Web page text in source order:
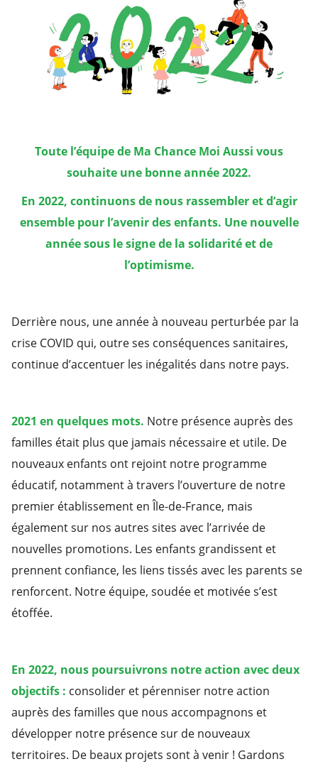
Toute l’équipe de Ma Chance Moi Aussi vous
souhaite une bonne année 2022.
En 2022, continuons de nous rassembler et d’agir
ensemble pour l’avenir des enfants. Une nouvelle
année sous le signe de la solidarité et de
l’optimisme.
Derrière nous, une année à nouveau perturbée par la
crise COVID qui, outre ses conséquences sanitaires,
continue d’accentuer les inégalités dans notre pays.
2021 en quelques mots. Notre présence auprès des
familles était plus que jamais nécessaire et utile. De
nouveaux enfants ont rejoint notre programme
éducatif, notamment à travers l’ouverture de notre
premier établissement en Île-de-France, mais
également sur nos autres sites avec l’arrivée de
nouvelles promotions. Les enfants grandissent et
prennent confiance, les liens tissés avec les parents se
renforcent. Notre équipe, soudée et motivée s’est
étoffée.
En 2022, nous poursuivrons notre action avec deux
objectifs : consolider et pérenniser notre action
auprès des familles que nous accompagnons et
développer notre présence sur de nouveaux
territoires. De beaux projets sont à venir ! Gardons